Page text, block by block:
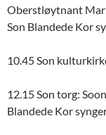
Oberstløytnant Mari
Son Blandede Kor
10.45 Son
12.15 Son torg:
Blandede Kor